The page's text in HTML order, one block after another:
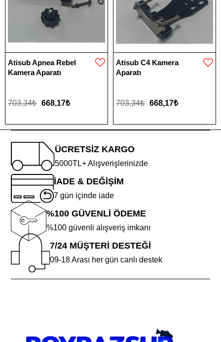
Atisub Apnea Rebel
Kamera Aparatı
668,17₺
703,34₺
Atisub C4 Kamera
Aparatı
668,17₺
703,34₺
ÜCRETSİZ KARGO
5000TL+ Alışverişlerinizde
İADE & DEĞİŞİM
7 gün içinde iade
%100 GÜVENLİ ÖDEME
%100 güvenli alışveriş imkanı
7/24 MÜŞTERİ DESTEĞİ
09-18 Arası her gün canlı destek